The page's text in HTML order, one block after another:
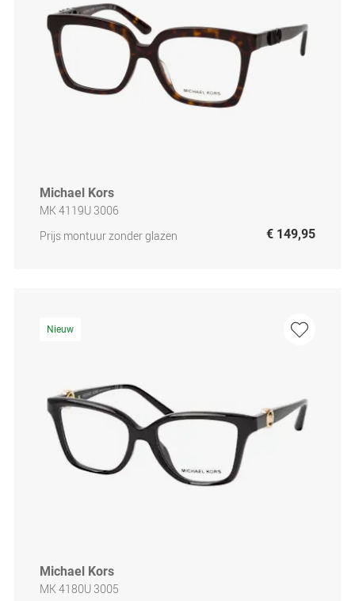
Michael Kors
MK 4119U 3006
Prijs montuur zonder glazen
€ 149,95
Nieuw
Michael Kors
MK 4180U 3005